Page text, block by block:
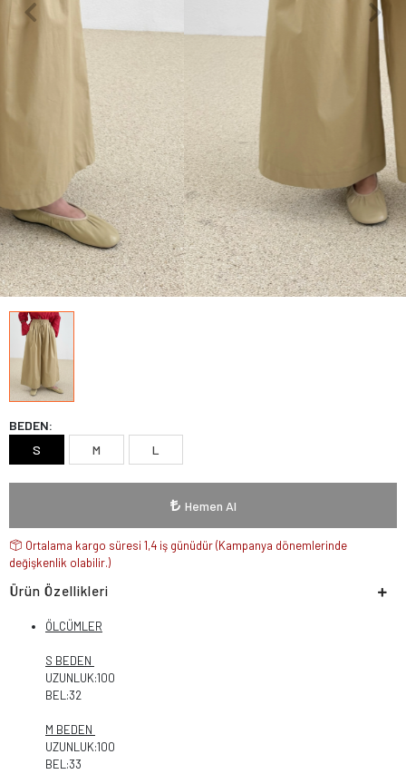
BEDEN:
S
M L
Hemen Al
Ortalama kargo süresi 1,4 iş günüdür (Kampanya dönemlerinde
değişkenlik olabilir.)
Ürün Özellikleri
ÖLCÜMLER
S BEDEN
UZUNLUK:100
BEL:32
M BEDEN
UZUNLUK:100
BEL:33